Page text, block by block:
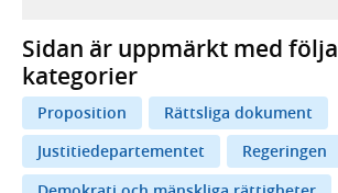
Sidan är uppmärkt med
kategorier
Proposition
Rättsliga dokument
Justitiedepartementet
Regeringen